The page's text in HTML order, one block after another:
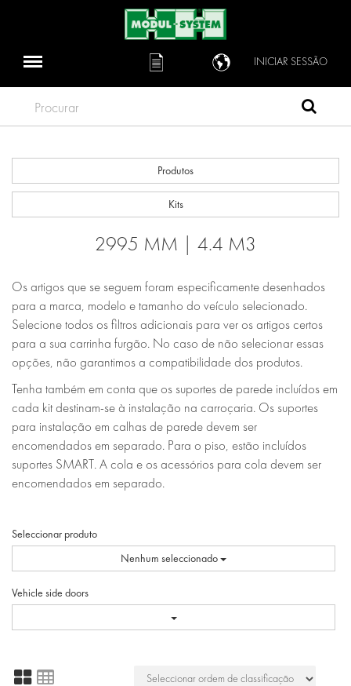
INICIAR SESSÃO
Procurar
Produtos
Kits
2995 MM | 4.4 M3
Os artigos que se seguem foram especificamente desenhados
para a marca, modelo e tamanho do veículo selecionado.
Selecione todos os filtros adicionais para ver os artigos certos
para a sua carrinha furgão. No caso de não selecionar essas
opções, não garantimos a compatibilidade dos produtos.
Tenha também em conta que os suportes de parede incluídos em
cada kit destinam-se à instalação na carroçaria. Os suportes
para instalação em calhas de parede devem ser
encomendados em separado. Para o piso, estão incluídos
suportes SMART. A cola e os acessórios para cola devem ser
encomendados em separado.
Seleccionar produto
Nenhum seleccionado
Vehicle side doors